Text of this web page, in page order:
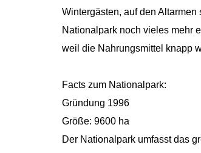
Wintergästen, auf den
Nationalpark noch vieles mehr
weil die Nahrungsmittel knapp
Facts zum Nationalpark:
Gründung 1996
Größe: 9600 ha
Der Nationalpark umfasst das